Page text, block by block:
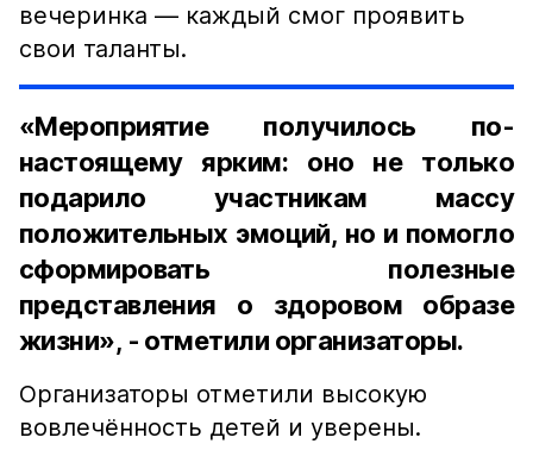
вечеринка — каждый смог проявить
свои таланты.
«Мероприятие получилось по-
настоящему ярким: оно не только
подарило участникам массу
положительных эмоций, но и помогло
сформировать полезные
представления о здоровом образе
жизни», - отметили организаторы.
Организаторы отметили высокую
вовлечённость детей и уверены.